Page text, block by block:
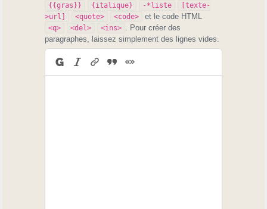
{{gras}} {italique} -*liste
[texte-
>url]
<quote> <code> et le code HTML
<q> <del> <ins>
. Pour créer des
paragraphes, laissez simplement des lignes vides.